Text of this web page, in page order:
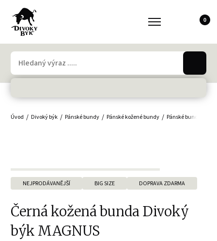
0
Úvod Divoký býk Pánské bundy Pánské kožené bundy Pánské bundy -
NEJPRODÁVANĚJŠÍ BIG SIZE DOPRAVA ZDARMA
Černá kožená bunda Divoký
býk MAGNUS